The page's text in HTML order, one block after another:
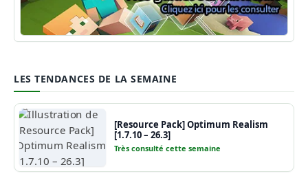
Guide Minecraft
LES TENDANCES DE LA SEMAINE
[Resource Pack] Optimum Realism
[1.7.10 – 26.3]
Très consulté cette semaine